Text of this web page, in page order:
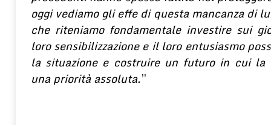
oggi vediamo gli effe di questa mancanza di
che riteniamo fondamentale investire sui
loro sensibilizzazione e il loro entusiasmo
la situazione e costruire un futuro in cui la
una priorità assoluta.”